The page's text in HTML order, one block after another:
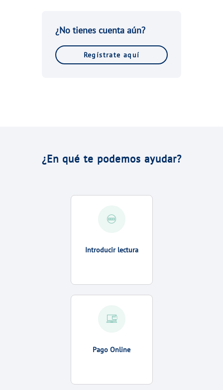
NUESTROS COMPROMISOS
VER TODAS LAS GESTIONES
¿En qué te podemos ayudar?
Introducir lectura
Pago Online
¿No tienes cuenta aún?
Regístrate aquí